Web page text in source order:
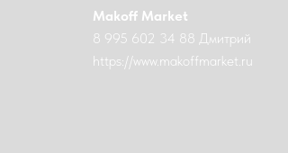
Makoff Market
8 995 602 34 88 Дмитрий
https://www.makoffmarket.ru